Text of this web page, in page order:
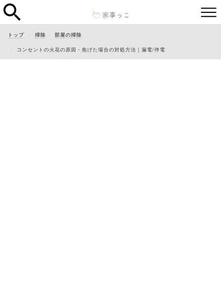
トップ 掃除 部屋の掃除
コンセントの火花の原因・焦げた場合の対処方法｜漏電/停電